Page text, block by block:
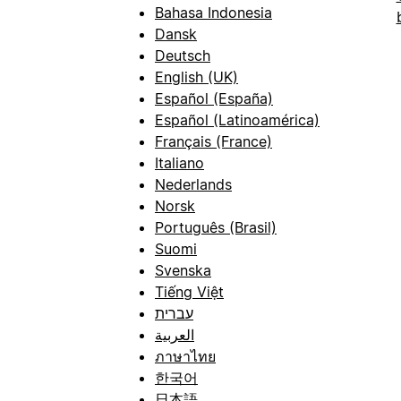
Bahasa Indonesia
Dansk
Deutsch
English (UK)
Español (España)
Español (Latinoamérica)
Français (France)
Italiano
Nederlands
Norsk
Português (Brasil)
Suomi
Svenska
Tiếng Việt
עברית
العربية
ภาษาไทย
한국어